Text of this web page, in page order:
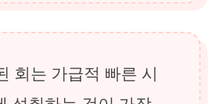
회는 가급적 빠른 시